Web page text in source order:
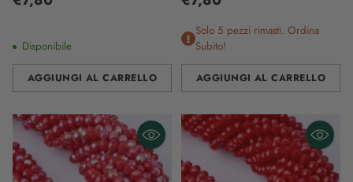
Disponibile
AGGIUNGI AL CARRELLO
Quantità
Solo 5 pezzi rimasti. Ordina
Subito!
AGGIUNGI AL CARRELLO
Quantità